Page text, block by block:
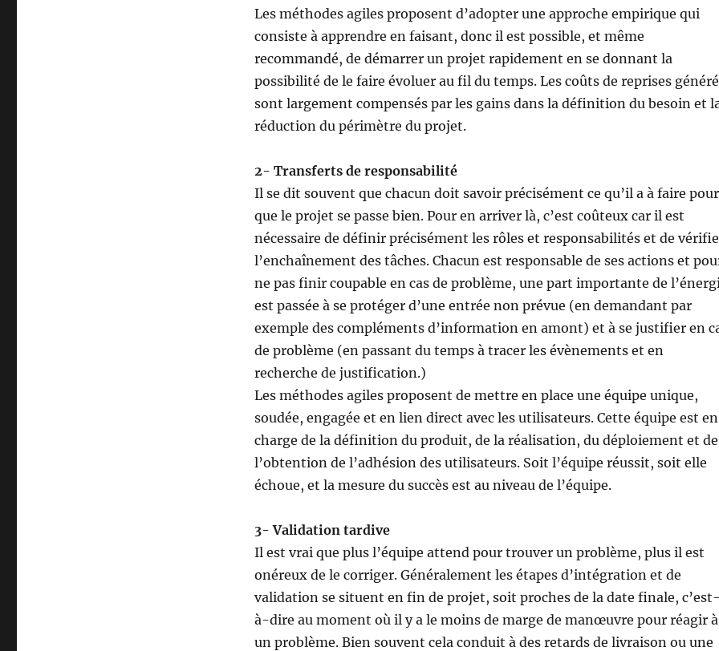
Les méthodes agiles proposent d’adopter une approche empirique qui
consiste à apprendre en faisant, donc il est possible, et même
recommandé, de démarrer un projet rapidement en se donnant la
possibilité de le faire évoluer au fil du temps. Les coûts de reprises
sont largement compensés par les gains dans la définition du besoin et
réduction du périmètre du projet.
2- Transferts de responsabilité
Il se dit souvent que chacun doit savoir précisément ce qu’il a à faire pour
que le projet se passe bien. Pour en arriver là, c’est coûteux car il est
nécessaire de définir précisément les rôles et responsabilités et de
l’enchaînement des tâches. Chacun est responsable de ses actions et
ne pas finir coupable en cas de problème, une part importante de
est passée à se protéger d’une entrée non prévue (en demandant par
exemple des compléments d’information en amont) et à se justifier en
de problème (en passant du temps à tracer les évènements et en
recherche de justification.)
Les méthodes agiles proposent de mettre en place une équipe unique,
soudée, engagée et en lien direct avec les utilisateurs. Cette équipe est en
charge de la définition du produit, de la réalisation, du déploiement et de
l’obtention de l’adhésion des utilisateurs. Soit l’équipe réussit, soit elle
échoue, et la mesure du succès est au niveau de l’équipe.
3- Validation tardive
Il est vrai que plus l’équipe attend pour trouver un problème, plus il est
onéreux de le corriger. Généralement les étapes d’intégration et de
validation se situent en fin de projet, soit proches de la date finale,
à-dire au moment où il y a le moins de marge de manœuvre pour réagir à
un problème. Bien souvent cela conduit à des retards de livraison ou une